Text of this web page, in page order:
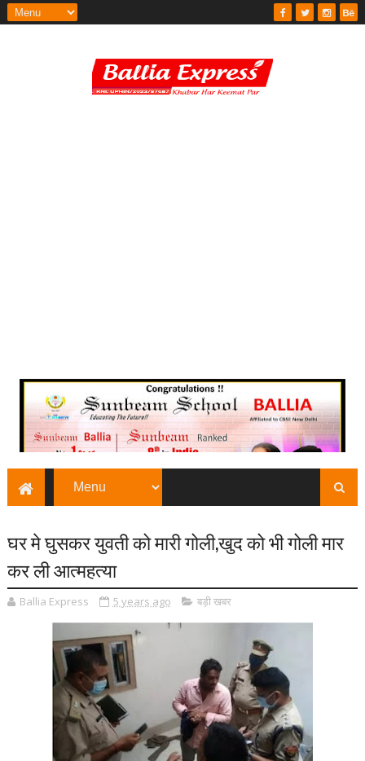
घर मे घुसकर युवती को मारी गोली,खुद को भी गोली मार
कर ली आत्महत्या
Ballia Express 5 years ago बड़ी खबर